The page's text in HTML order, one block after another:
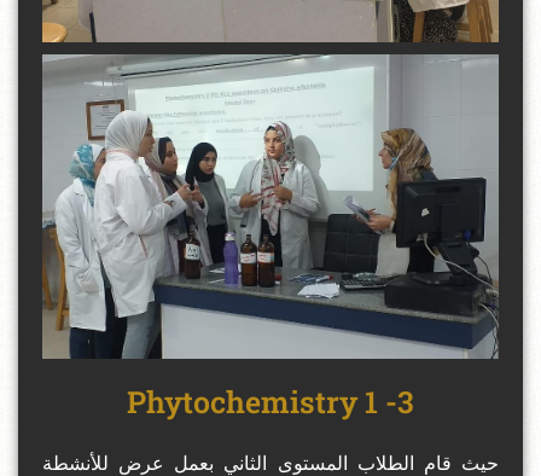
3- Phytochemistry 1
حيث قام الطلاب المستوى الثاني بعمل عرض للأنشطة